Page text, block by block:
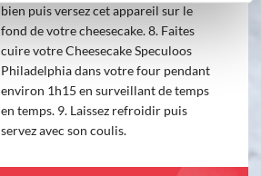
bien puis versez cet appareil sur le
fond de votre cheesecake. 8. Faites
cuire votre Cheesecake Speculoos
Philadelphia dans votre four pendant
environ 1h15 en surveillant de temps
en temps. 9. Laissez refroidir puis
servez avec son coulis.